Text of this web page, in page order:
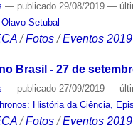
— publicado 29/08/2019—
Setubal
/Fotos /Eventos 2019
Brasil - 27 de
— publicado 27/09/2019—
História da Ciência,
/Fotos /Eventos 2019